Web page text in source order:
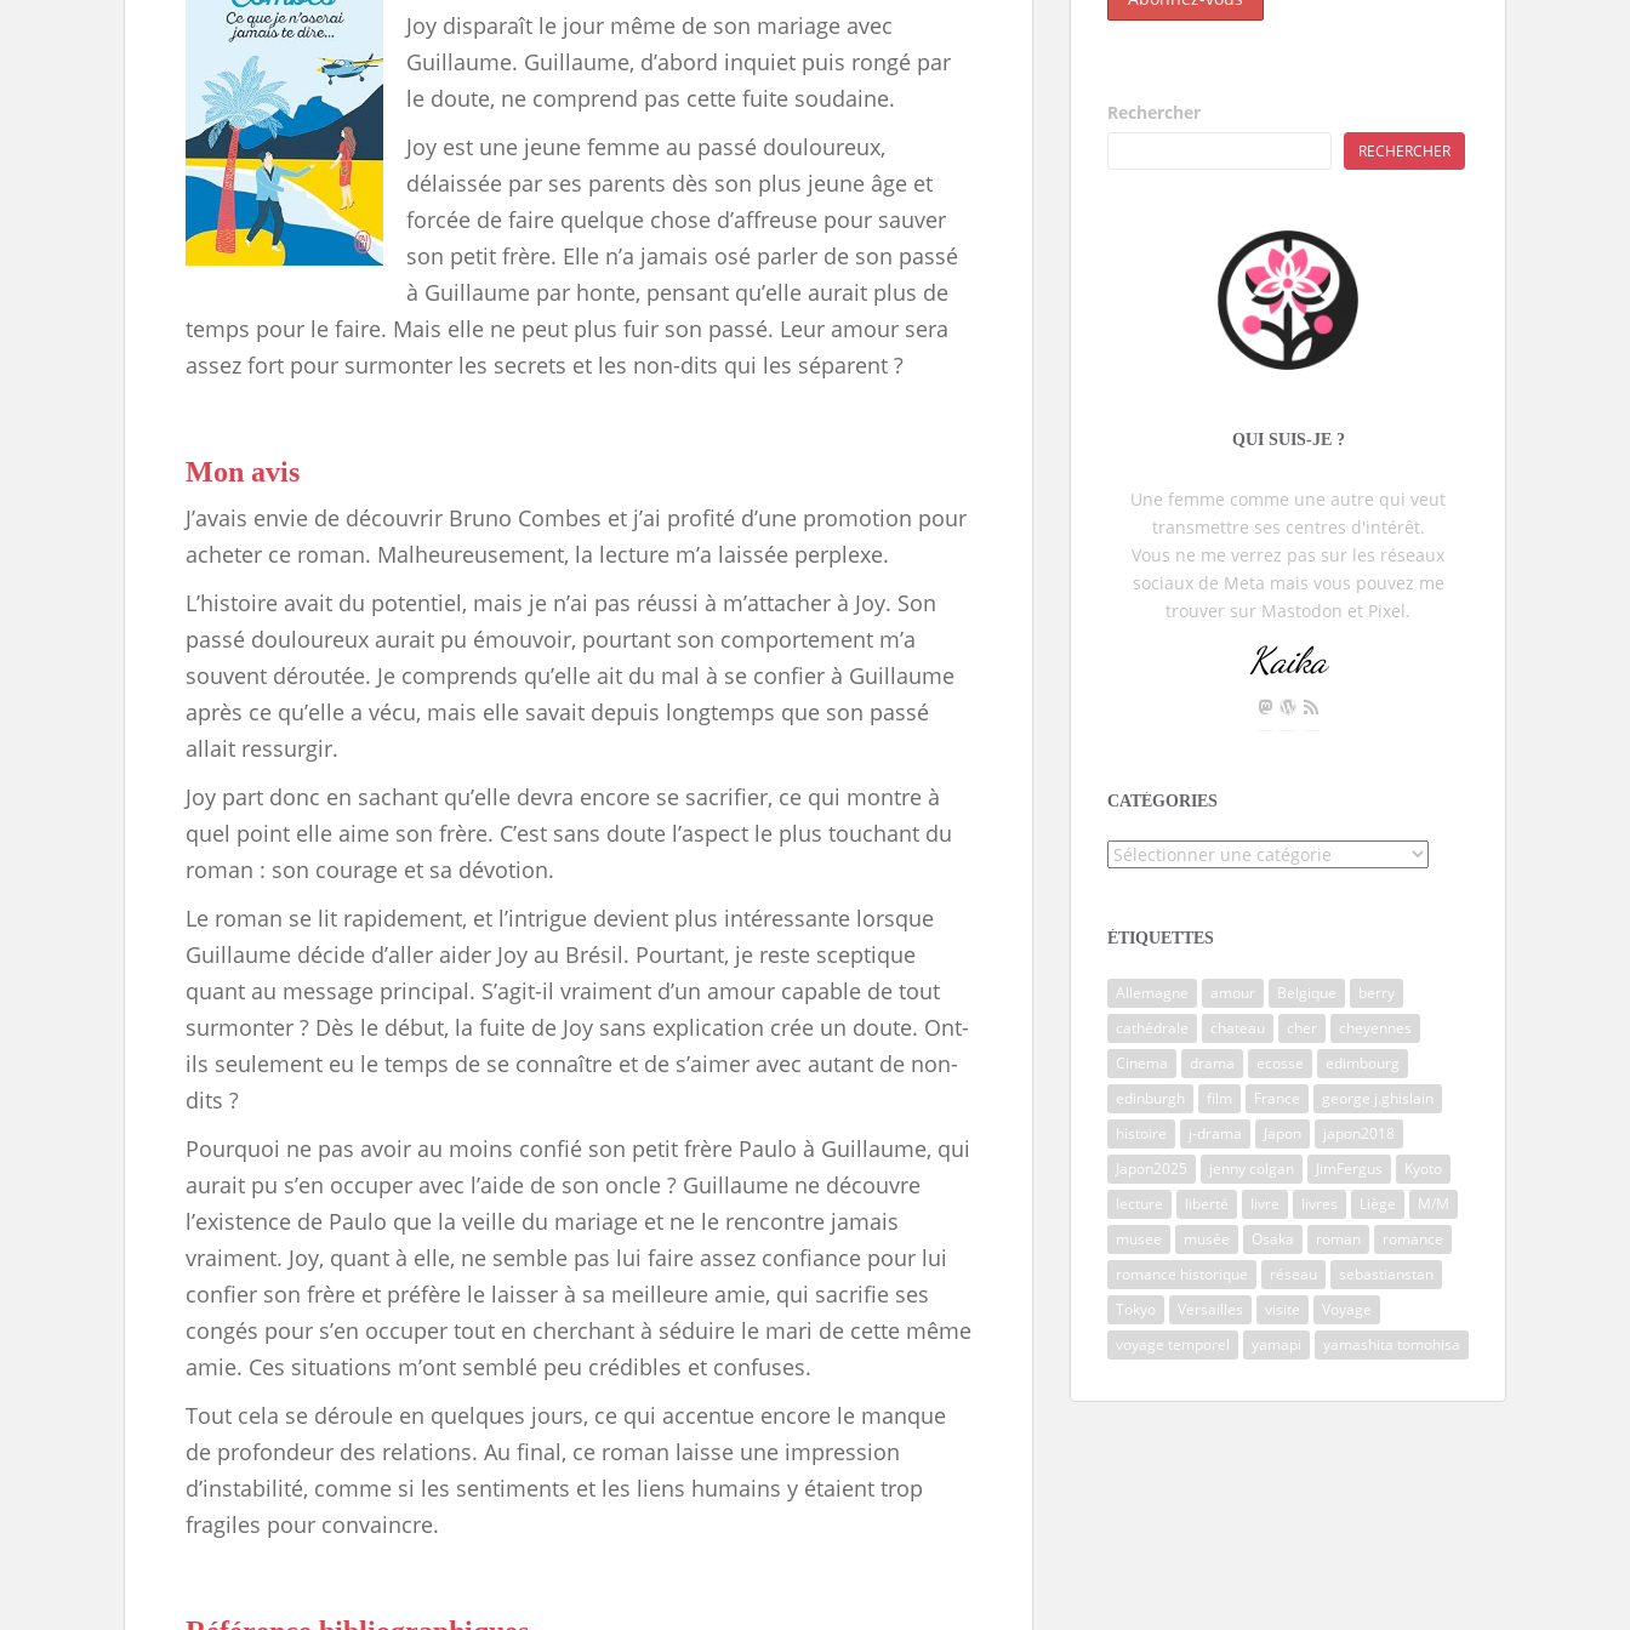
Joy disparaît le jour même de son mariage avec
Guillaume. Guillaume, d’abord inquiet puis rongé par
le doute, ne comprend pas cette fuite soudaine.
Joy est une jeune femme au passé douloureux,
délaissée par ses parents dès son plus jeune âge et
forcée de faire quelque chose d’affreuse pour sauver
son petit frère. Elle n’a jamais osé parler de son passé
à Guillaume par honte, pensant qu’elle aurait plus de
temps pour le faire. Mais elle ne peut plus fuir son passé. Leur amour sera
assez fort pour surmonter les secrets et les non-dits qui les séparent ?
Mon avis
J’avais envie de découvrir Bruno Combes et j’ai profité d’une promotion pour
acheter ce roman. Malheureusement, la lecture m’a laissée perplexe.
L’histoire avait du potentiel, mais je n’ai pas réussi à m’attacher à Joy. Son
passé douloureux aurait pu émouvoir, pourtant son comportement m’a
souvent déroutée. Je comprends qu’elle ait du mal à se confier à Guillaume
après ce qu’elle a vécu, mais elle savait depuis longtemps que son passé
allait ressurgir.
Joy part donc en sachant qu’elle devra encore se sacrifier, ce qui montre à
quel point elle aime son frère. C’est sans doute l’aspect le plus touchant du
roman : son courage et sa dévotion.
Le roman se lit rapidement, et l’intrigue devient plus intéressante lorsque
Guillaume décide d’aller aider Joy au Brésil. Pourtant, je reste sceptique
quant au message principal. S’agit-il vraiment d’un amour capable de tout
surmonter ? Dès le début, la fuite de Joy sans explication crée un doute. Ont-
ils seulement eu le temps de se connaître et de s’aimer avec autant de non-
dits ?
Pourquoi ne pas avoir au moins confié son petit frère Paulo à Guillaume, qui
aurait pu s’en occuper avec l’aide de son oncle ? Guillaume ne découvre
l’existence de Paulo que la veille du mariage et ne le rencontre jamais
vraiment. Joy, quant à elle, ne semble pas lui faire assez confiance pour lui
confier son frère et préfère le laisser à sa meilleure amie, qui sacrifie ses
congés pour s’en occuper tout en cherchant à séduire le mari de cette même
amie. Ces situations m’ont semblé peu crédibles et confuses.
Tout cela se déroule en quelques jours, ce qui accentue encore le manque
de profondeur des relations. Au final, ce roman laisse une impression
d’instabilité, comme si les sentiments et les liens humains y étaient trop
fragiles pour convaincre.
Rechercher
RECHERCHER
QUI SUIS-JE ?
Une femme comme une autre qui veut
transmettre ses centres d'intérêt.
Vous ne me verrez pas sur les réseaux
sociaux de Meta mais vous pouvez me
trouver sur Mastodon et Pixel.
Kaika
CATÉGORIES
Catégories
ÉTIQUETTES
Allemagne amour Belgique
berry
cathédrale
chateau cher
cheyennes
Cinema
drama ecosse
edimbourg
edinburgh
film France
george j.ghislain
histoire
j-drama Japon
japon2018
Japon2025
jenny colgan JimFergus
Kyoto
lecture
liberté livre livres Liège
M/M
musee
musée Osaka roman
romance
romance historique
réseau
sebastianstan
Tokyo
Versailles visite
Voyage
voyage temporel
yamapi yamashita tomohisa